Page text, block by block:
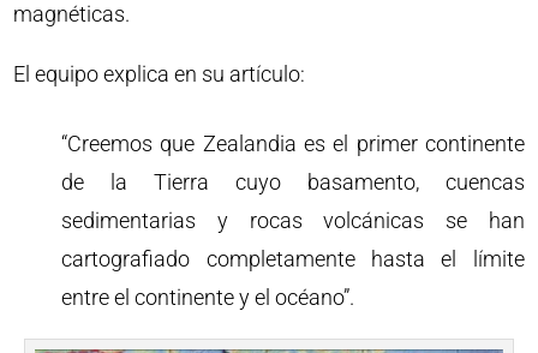
magnéticas.
El equipo explica en su artículo:
“Creemos que Zealandia es el primer continente
de la Tierra cuyo basamento, cuencas
sedimentarias y rocas volcánicas se han
cartografiado completamente hasta el límite
entre el continente y el océano”.